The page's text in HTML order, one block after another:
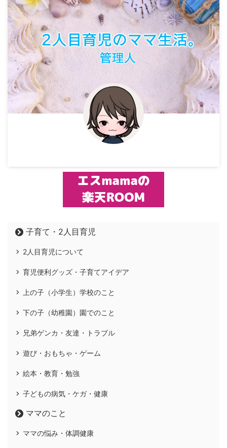
子育て・2人目育児
2人目育児について
育児便利グッズ・子育てアイデア
上の子（小学生）学校のこと
下の子（幼稚園）園でのこと
兄弟ゲンカ・友達・トラブル
遊び・おもちゃ・ゲーム
絵本・教育・勉強
子どもの病気・ケガ・健康
ママのこと
ママの悩み・体調健康